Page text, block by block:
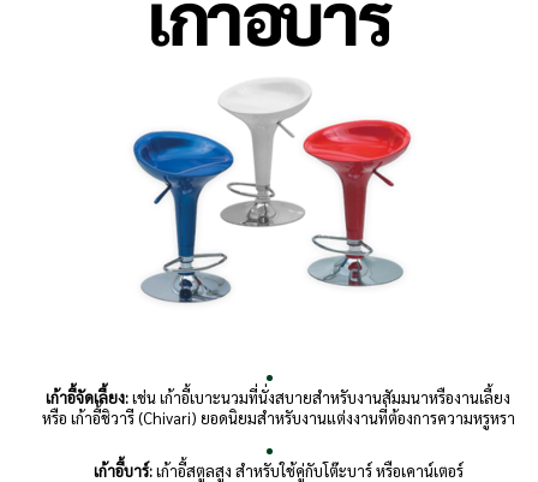
เก้าอี้จัดเลี้ยง:เช่น เก้าอี้เบาะนวมที่นั่งสบายสำหรับงานสัมมนาหรืองานเลี้ยง
หรือ เก้าอี้ชิวารี (Chivari) ยอดนิยมสำหรับงานแต่งงานที่ต้องการความหรูหรา
เก้าอี้บาร์:เก้าอี้สตูลสูง สำหรับใช้คู่กับโต๊ะบาร์ หรือเคาน์เตอร์